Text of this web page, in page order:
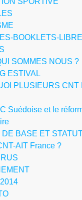
BOOKLETS-
SOMMES NOUS ?
ESTIVAL
PLUSIEURS CNT
Suédoise et le
BASE ET
AIT France ?